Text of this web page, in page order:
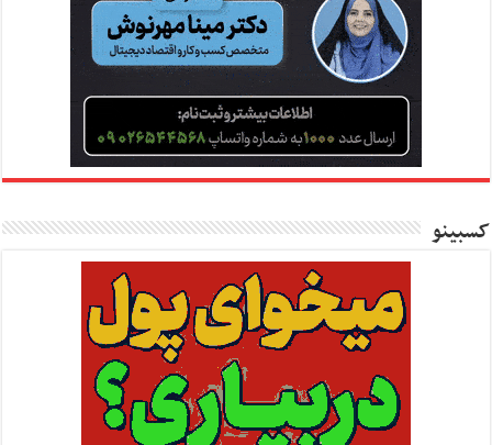
کسبینو